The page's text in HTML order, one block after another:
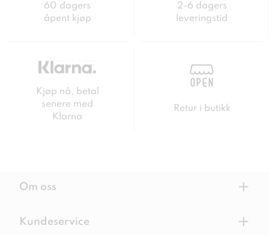
60 dagers
åpent kjøp
2-6 dagers
leveringstid
Kjøp nå, betal
senere med
Klarna
Retur i butikk
Om oss +
Kundeservice +